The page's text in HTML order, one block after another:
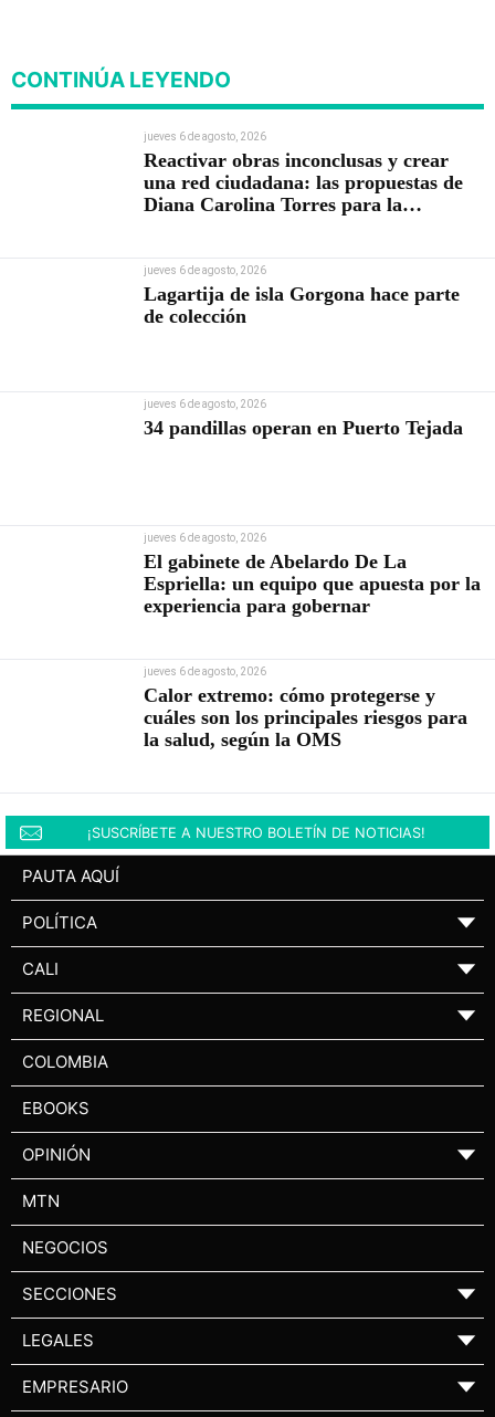
CONTINÚA LEYENDO
jueves 6 de agosto, 2026
Reactivar obras inconclusas y crear
una red ciudadana: las propuestas de
Diana Carolina Torres para la
jueves 6 de agosto, 2026
Lagartija de isla Gorgona hace parte
de colección
jueves 6 de agosto, 2026
34 pandillas operan en Puerto Tejada
jueves 6 de agosto, 2026
El gabinete de Abelardo De La
Espriella: un equipo que apuesta por la
experiencia para gobernar
jueves 6 de agosto, 2026
Calor extremo: cómo protegerse y
cuáles son los principales riesgos para
la salud, según la OMS
¡SUSCRÍBETE A NUESTRO BOLETÍN DE NOTICIAS!
PAUTA AQUÍ
POLÍTICA ▼
CALI ▼
REGIONAL ▼
COLOMBIA
EBOOKS
OPINIÓN ▼
MTN
NEGOCIOS
SECCIONES ▼
LEGALES ▼
EMPRESARIO ▼